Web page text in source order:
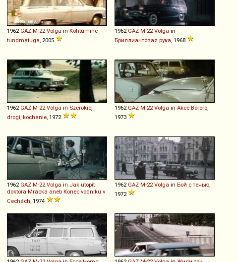
1962 GAZ M-22 Volga in Kohtumine
tundmatuga , 2005
1962 GAZ M-22 Volga in
Бриллиантовая рука , 1968
1962 GAZ M-22 Volga in Szerokiej
drogi, kochanie , 1972
1962 GAZ M-22 Volga in Akce Bororo
1973
1962 GAZ M-22 Volga in Jak utopit
doktora Mrácka aneb Konec vodniku v
Cechách , 1974
1962 GAZ M-22 Volga in Бой с тенью
1972